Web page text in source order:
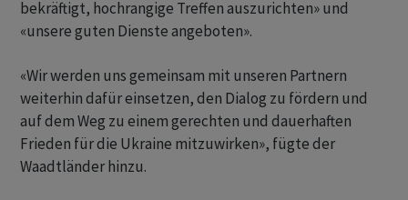
bekräftigt, hochrangige Treffen auszurichten» und
«unsere guten Dienste angeboten».
«Wir werden uns gemeinsam mit unseren Partnern
weiterhin dafür einsetzen, den Dialog zu fördern und
auf dem Weg zu einem gerechten und dauerhaften
Frieden für die Ukraine mitzuwirken», fügte der
Waadtländer hinzu.